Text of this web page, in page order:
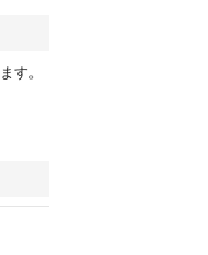
す。